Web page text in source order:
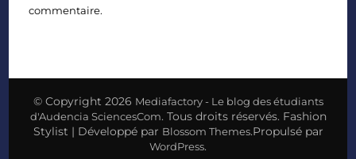
commentaire.
© Copyright 2026 Mediafactory - Le blog des étudiants
d'Audencia SciencesCom. Tous droits réservés. Fashion
Stylist | Développé par Blossom Themes.Propulsé par
WordPress.